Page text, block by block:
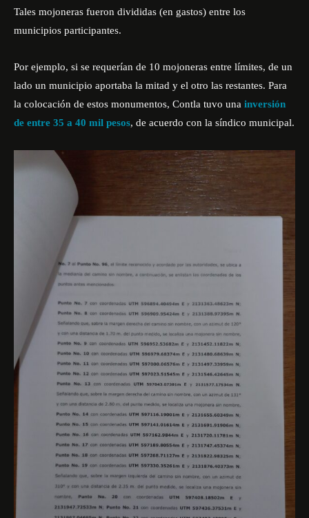
Tales mojoneras fueron divididas (en gastos) entre los
municipios participantes.
Por ejemplo, si se requerían de 10 mojoneras entre límites, de un
lado un municipio aportaba la mitad y el otro las restantes. Para
la colocación de estos monumentos, Contla tuvo una inversión
de entre 35 a 40 mil pesos, de acuerdo con la síndico municipal.